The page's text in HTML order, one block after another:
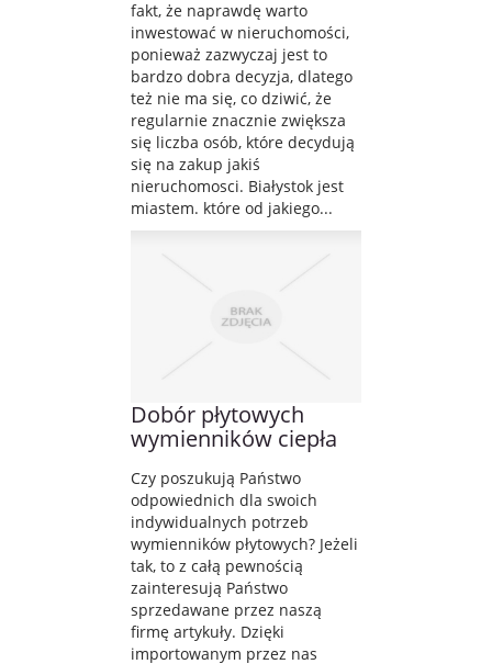
fakt, że naprawdę warto
inwestować w nieruchomości,
ponieważ zazwyczaj jest to
bardzo dobra decyzja, dlatego
też nie ma się, co dziwić, że
regularnie znacznie zwiększa
się liczba osób, które decydują
się na zakup jakiś
nieruchomosci. Białystok jest
miastem. które od jakiego...
Dobór płytowych
wymienników ciepła
Czy poszukują Państwo
odpowiednich dla swoich
indywidualnych potrzeb
wymienników płytowych? Jeżeli
tak, to z całą pewnością
zainteresują Państwo
sprzedawane przez naszą
firmę artykuły. Dzięki
importowanym przez nas